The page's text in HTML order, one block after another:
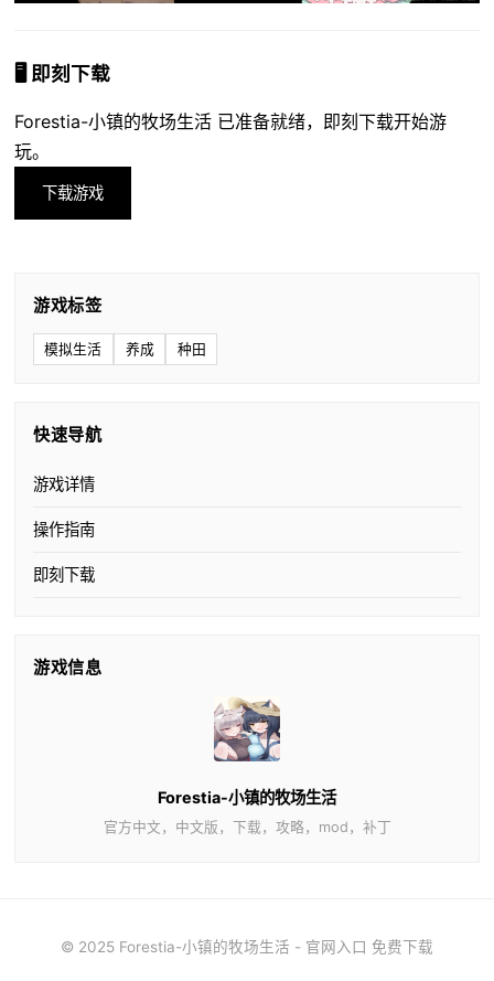
🖥️ 即刻下载
Forestia-小镇的牧场生活 已准备就绪，即刻下载开始游
玩。
下载游戏
游戏标签
模拟生活 养成 种田
快速导航
游戏详情
操作指南
即刻下载
游戏信息
Forestia-小镇的牧场生活
官方中文，中文版，下载，攻略，mod，补丁
© 2025 Forestia-小镇的牧场生活 - 官网入口 免费下载